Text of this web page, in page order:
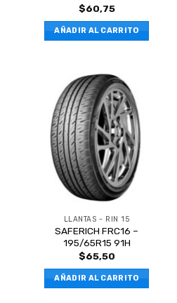
$60,75
AÑADIR AL CARRITO
LLANTAS - RIN 15
SAFERICH FRC16 –
195/65R15 91H
$65,50
AÑADIR AL CARRITO